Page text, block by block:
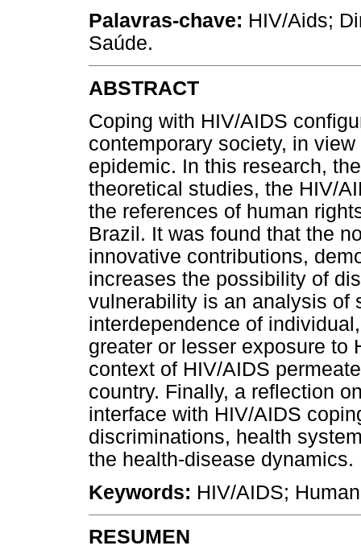
Palavras-chave: HIV/Aids;
Saúde.
ABSTRACT
Coping with HIV/AIDS
contemporary society, in
epidemic. In this research,
theoretical studies, the HIV/
the references of human
Brazil. It was found that the
innovative contributions,
increases the possibility of
vulnerability is an analysis of
interdependence of
greater or lesser exposure to
context of HIV/AIDS
country. Finally, a reflection
interface with HIV/AIDS
discriminations, health
the health-disease dynamics.
Keywords: HIV/AIDS;
RESUMEN